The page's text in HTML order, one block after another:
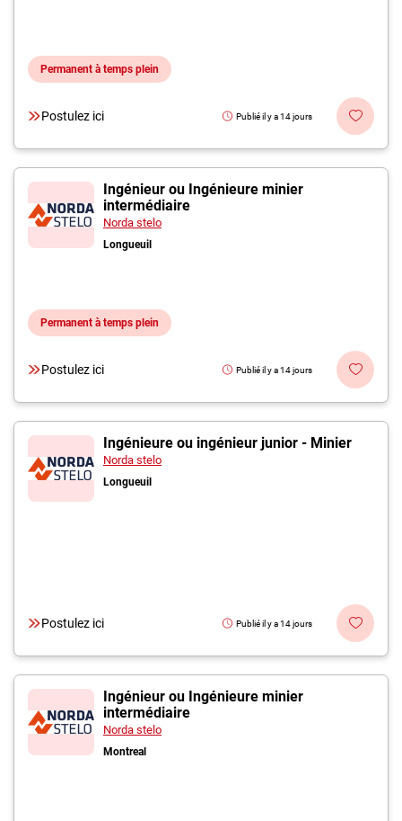
Permanent à temps plein
Postulez ici Publié il y a 14 jours
Ingénieur ou Ingénieure minier
intermédiaire
Norda stelo
Longueuil
Permanent à temps plein
Postulez ici Publié il y a 14 jours
Ingénieure ou ingénieur junior - Minier
Norda stelo
Longueuil
Postulez ici Publié il y a 14 jours
Ingénieur ou Ingénieure minier
intermédiaire
Norda stelo
Montreal